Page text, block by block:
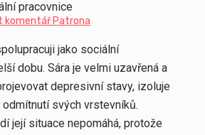
pracovnice
komentář Patrona
jako sociální
dobu. Sára je velmi uzavřená a
depresivní stavy, izoluje
odmítnutí svých vrstevníků.
její situace nepomáhá, protože